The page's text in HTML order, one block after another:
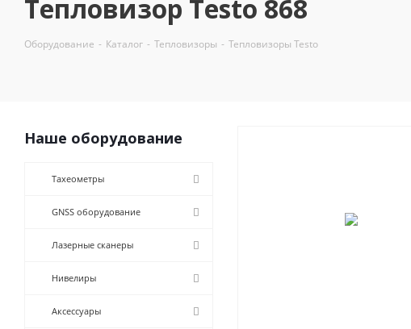
Тепловизор Testo 868
Оборудование - Каталог - Тепловизоры - Тепловизоры Testo
Наше оборудование
Тахеометры
GNSS оборудование
Лазерные сканеры
Нивелиры
Аксессуары